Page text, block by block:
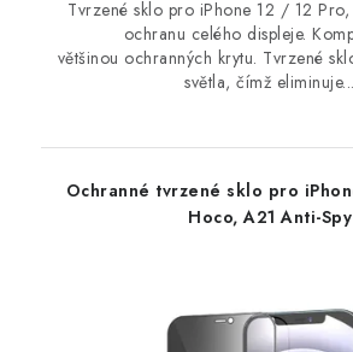
Tvrzené sklo pro iPhone 12 / 12 Pro,
ochranu celého displeje.
většinou ochranných krytu. Tvrzené
světla, čímž eliminuje...
Ochranné tvrzené sklo pro
Hoco, A21 Anti-Spy